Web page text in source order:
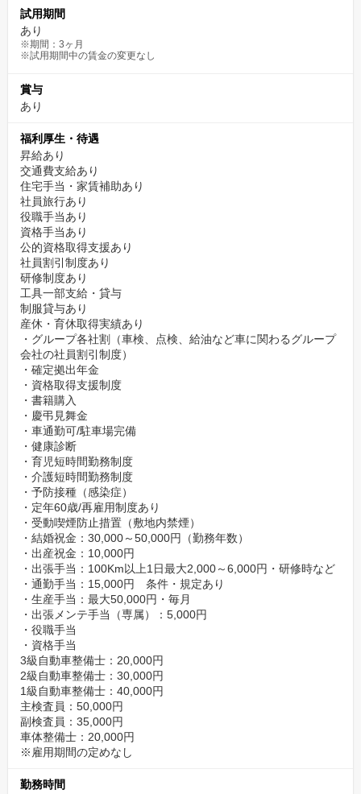
試用期間
あり
※期間：3ヶ月
※試用期間中の賃金の変更なし
賞与
あり
福利厚生・待遇
昇給あり
交通費支給あり
住宅手当・家賃補助あり
社員旅行あり
役職手当あり
資格手当あり
公的資格取得支援あり
社員割引制度あり
研修制度あり
工具一部支給・貸与
制服貸与あり
産休・育休取得実績あり
・グループ各社割（車検、点検、給油など車に関わるグループ
会社の社員割引制度）
・確定拠出年金
・資格取得支援制度
・書籍購入
・慶弔見舞金
・車通勤可/駐車場完備
・健康診断
・育児短時間勤務制度
・介護短時間勤務制度
・予防接種（感染症）
・定年60歳/再雇用制度あり
・受動喫煙防止措置（敷地内禁煙）
・結婚祝金：30,000～50,000円（勤務年数）
・出産祝金：10,000円
・出張手当：100Km以上1日最大2,000～6,000円・研修時など
・通勤手当：15,000円 条件・規定あり
・生産手当：最大50,000円・毎月
・出張メンテ手当（専属）：5,000円
・役職手当
・資格手当
3級自動車整備士：20,000円
2級自動車整備士：30,000円
1級自動車整備士：40,000円
主検査員：50,000円
副検査員：35,000円
車体整備士：20,000円
※雇用期間の定めなし
勤務時間